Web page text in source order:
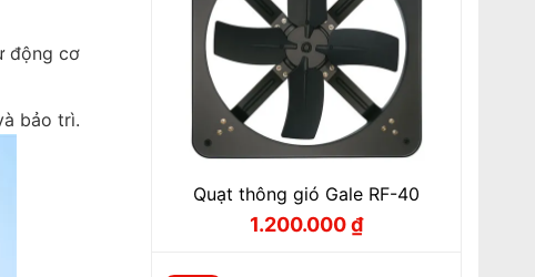
động cơ
bảo trì.
Quạt thông gió Gale RF-40
Giá
1.200.000₫
Giá